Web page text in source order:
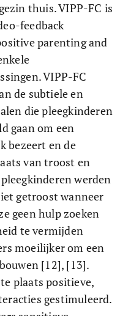
thuis. VIPP-FC is
feedback
parenting and
VIPP-FC
de subtiele en
die pleegkinderen
gaan om een
bezeert en de
van troost en
werden
getroost wanneer
geen hulp zoeken
te vermijden
moeilijker om een
[12], [13].
plaats positieve,
gestimuleerd.